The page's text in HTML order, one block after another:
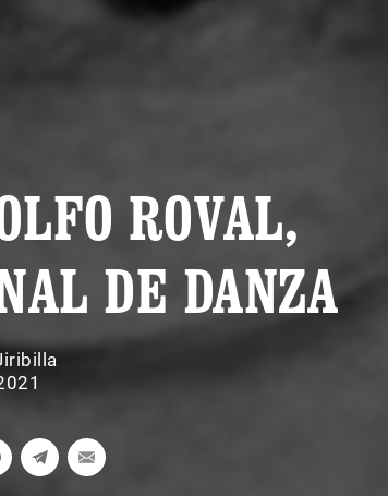
ROVAL,
DE DANZA